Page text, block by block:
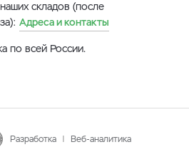
складов (после
Адреса и контакты
по всей России.
Разработка | Веб-аналитика